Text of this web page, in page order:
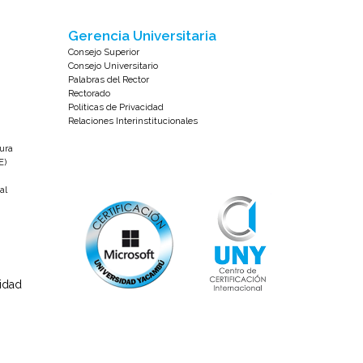
Gerencia Universitaria
Consejo Superior
Consejo Universitario
Palabras del Rector
Rectorado
Políticas de Privacidad
Relaciones Interinstitucionales